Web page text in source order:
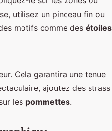
utilisez un pinceau fin ou
motifs comme des étoiles
Cela garantira une tenue
ajoutez des strass
les pommettes.